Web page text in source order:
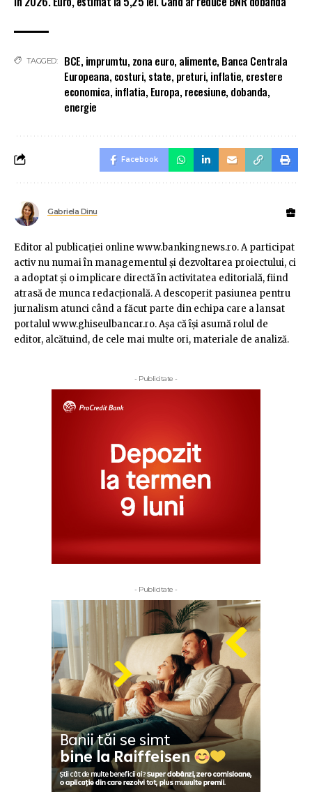
TAGGED: BCE, imprumtu, zona euro, alimente, Banca Centrala
Europeana, costuri, state, preturi, inflatie, crestere
economica, inflatia, Europa, recesiune, dobanda,
energie
Facebook
Gabriela Dinu
Editor al publicaţiei online www.bankingnews.ro. A participat
activ nu numai în managementul şi dezvoltarea proiectului, ci
a adoptat şi o implicare directă în activitatea editorială, fiind
atrasă de munca redacţională. A descoperit pasiunea pentru
jurnalism atunci când a făcut parte din echipa care a lansat
portalul www.ghiseulbancar.ro. Așa că îşi asumă rolul de
editor, alcătuind, de cele mai multe ori, materiale de analiză.
- Publicitate -
- Publicitate -